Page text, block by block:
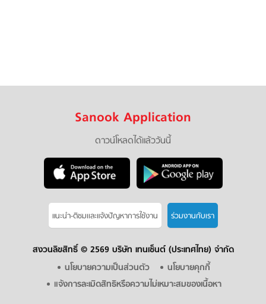
Sanook Application
ดาวน์โหลดได้แล้ววันนี้
แนะนำ-ติชมเเละแจ้งปัญหาการใช้งาน ร่วมงานกับเรา
สงวนลิขสิทธิ์ © 2569 บริษัท เทนเซ็นต์ (ประเทศไทย) จำกัด
นโยบายความเป็นส่วนตัว
นโยบายคุกกี้
แจ้งการละเมิดสิทธิหรือความไม่เหมาะสมของเนื้อหา